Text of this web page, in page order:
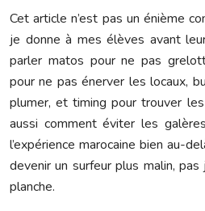
Cet article n’est pas un énième
je donne à mes élèves avant
parler matos pour ne pas
pour ne pas énerver les locaux,
plumer, et timing pour trouver
aussi comment éviter les
l’expérience marocaine bien au-
devenir un surfeur plus malin,
planche.